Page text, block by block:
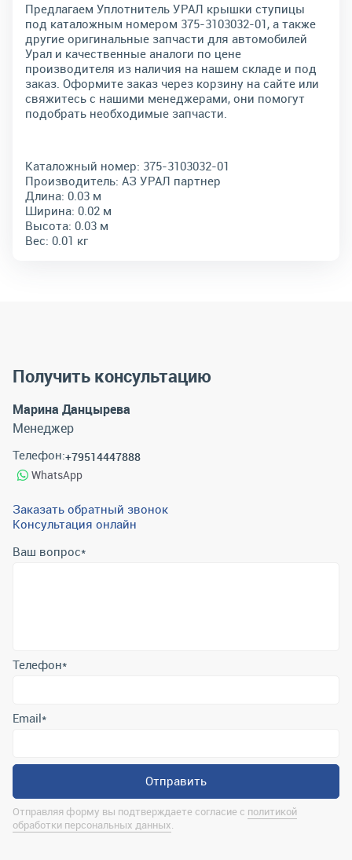
Предлагаем Уплотнитель УРАЛ крышки ступицы
под каталожным номером 375-3103032-01, а также
другие оригинальные запчасти для автомобилей
Урал и качественные аналоги по цене
производителя из наличия на нашем складе и под
заказ. Оформите заказ через корзину на сайте или
свяжитесь с нашими менеджерами, они помогут
подобрать необходимые запчасти.
Каталожный номер: 375-3103032-01
Производитель: АЗ УРАЛ партнер
Длина: 0.03 м
Ширина: 0.02 м
Высота: 0.03 м
Вес: 0.01 кг
Получить консультацию
Марина Данцырева
Менеджер
Телефон:+79514447888
WhatsApp
Заказать обратный звонок
Консультация онлайн
Ваш вопрос*
Отправляя форму вы подтверждаете согласие с
Контактная информация
marina@uralrsmiass.ru